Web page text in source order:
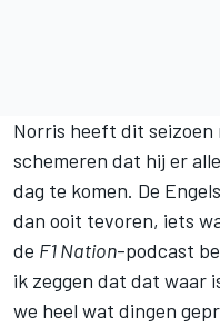
Norris heeft dit seizoen
schemeren dat hij er
dag te komen. De
dan ooit tevoren, iets
de F1 Nation-podcast
ik zeggen dat dat waar
we heel wat dingen